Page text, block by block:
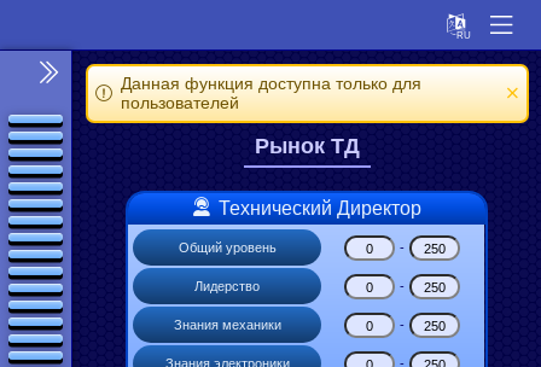
Данная функция доступна только для
пользователей
Рынок TД
Технический Директор
Общий уровень -
Лидерство -
Знания механики -
Знания электроники -